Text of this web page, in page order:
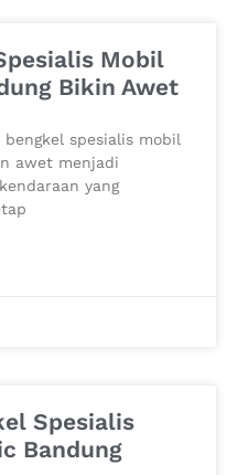
Mobil
Bikin Awet
spesialis mobil
awet menjadi
yang
Spesialis
Bandung